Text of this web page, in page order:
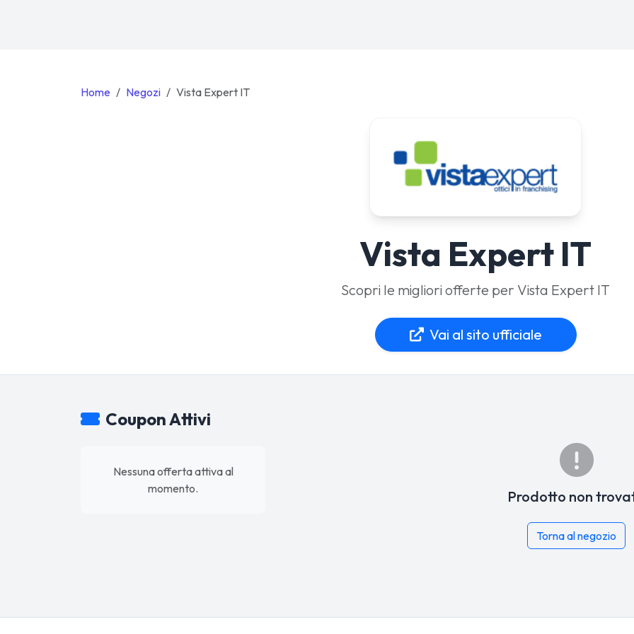
Home Negozi Vista Expert IT
Vista Expert IT
Scopri le migliori offerte per Vista Expert IT
Vai al sito ufficiale
Coupon Attivi
Nessuna offerta attiva al
momento.
Prodotto non
Torna al negozio